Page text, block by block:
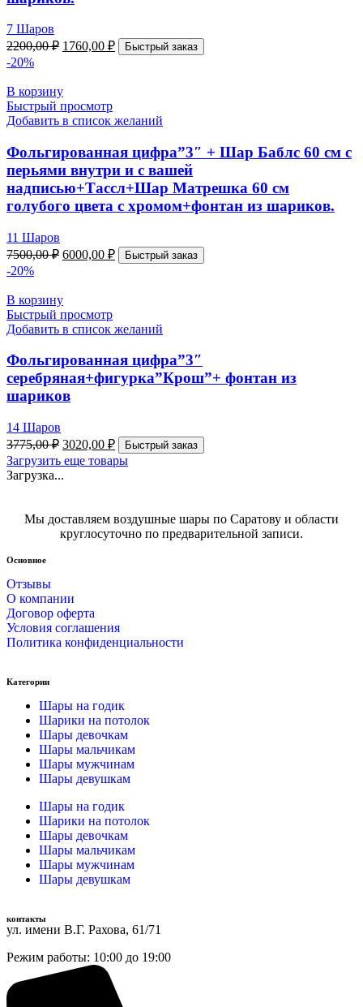
7 Шаров
2200,00₽ 1760,00 ₽ Быстрый заказ
-20%
В корзину
Быстрый просмотр
Добавить в список желаний
Фольгированная цифра”3″ + Шар Баблс 60 см с
перьями внутри и с вашей
надписью+Тассл+Шар Матрешка 60 см
голубого цвета с хромом+фонтан из шариков.
11 Шаров
7500,00₽ 6000,00 ₽ Быстрый заказ
-20%
В корзину
Быстрый просмотр
Добавить в список желаний
Фольгированная цифра”3″
серебряная+фигурка”Крош”+ фонтан из
шариков
14 Шаров
3775,00₽ 3020,00 ₽ Быстрый заказ
Загрузить еще товары
Загрузка...
Мы доставляем воздушные шары по Саратову и области
круглосуточно по предварительной записи.
Основное
Отзывы
О компании
Договор оферта
Условия соглашения
Политика конфиденциальности
Категории
Шары на годик
Шарики на потолок
Шары девочкам
Шары мальчикам
Шары мужчинам
Шары девушкам
Шары на годик
Шарики на потолок
Шары девочкам
Шары мальчикам
Шары мужчинам
Шары девушкам
контакты
ул. имени В.Г. Рахова, 61/71
Режим работы: 10:00 до 19:00